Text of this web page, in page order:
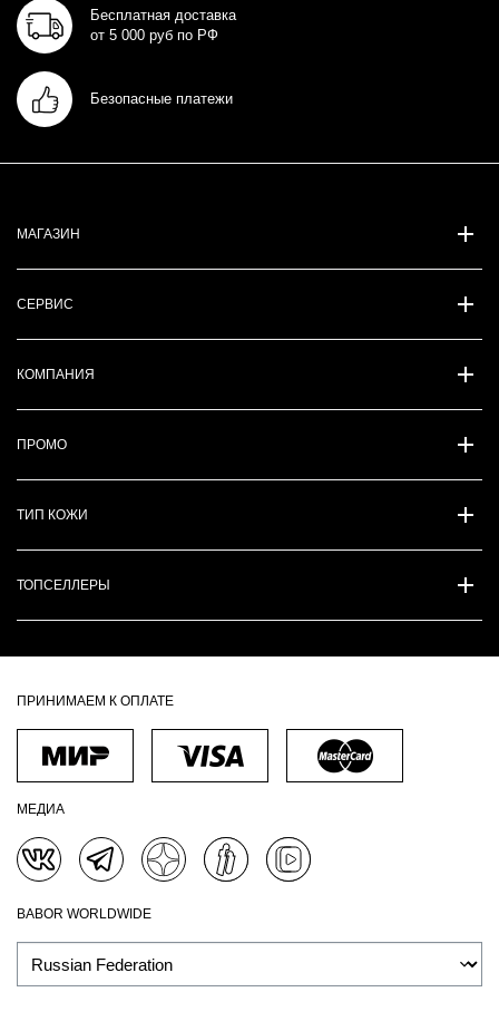
Бесплатная доставка
от 5 000 руб по РФ
Безопасные платежи
МАГАЗИН
СЕРВИС
КОМПАНИЯ
ПРОМО
ТИП КОЖИ
ТОПСЕЛЛЕРЫ
ПРИНИМАЕМ К ОПЛАТЕ
МЕДИА
BABOR WORLDWIDE